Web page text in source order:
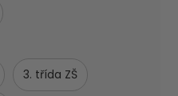
3. třída ZŠ